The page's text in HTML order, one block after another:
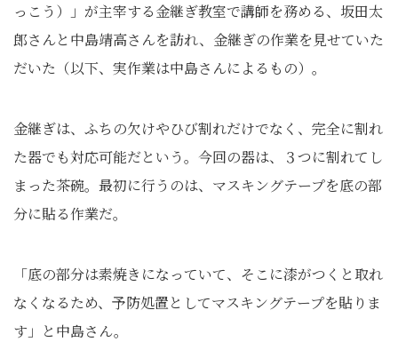
っこう）」が主宰する金継ぎ教室で講師を務める、坂田太
郎さんと中島靖高さんを訪れ、金継ぎの作業を見せていた
だいた（以下、実作業は中島さんによるもの）。
金継ぎは、ふちの欠けやひび割れだけでなく、完全に割れ
た器でも対応可能だという。今回の器は、３つに割れてし
まった茶碗。最初に行うのは、マスキングテープを底の部
分に貼る作業だ。
「底の部分は素焼きになっていて、そこに漆がつくと取れ
なくなるため、予防処置としてマスキングテープを貼りま
す」と中島さん。